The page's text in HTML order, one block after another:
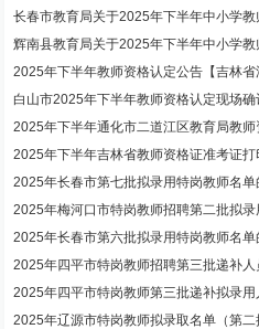
长春市教育局关于2025年下半年中小学
辉南县教育局关于2025年下半年中小学教
2025年下半年教师资格认定公告【吉林省
白山市2025年下半年教师资格认定现场确
2025年下半年通化市二道江区教育局教
2025年下半年吉林省教师资格证准考证打
2025年长春市第七批拟录用特岗教师名单
2025年梅河口市特岗教师招聘第二批拟
2025年长春市第六批拟录用特岗教师名单
2025年四平市特岗教师招聘第三批递补
2025年四平市特岗教师第三批递补拟录用
2025年辽源市特岗教师拟录取名单（第二